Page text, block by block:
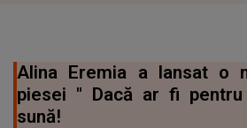
Alina Eremia a lansat o
piesei " Dacă ar fi
sună!